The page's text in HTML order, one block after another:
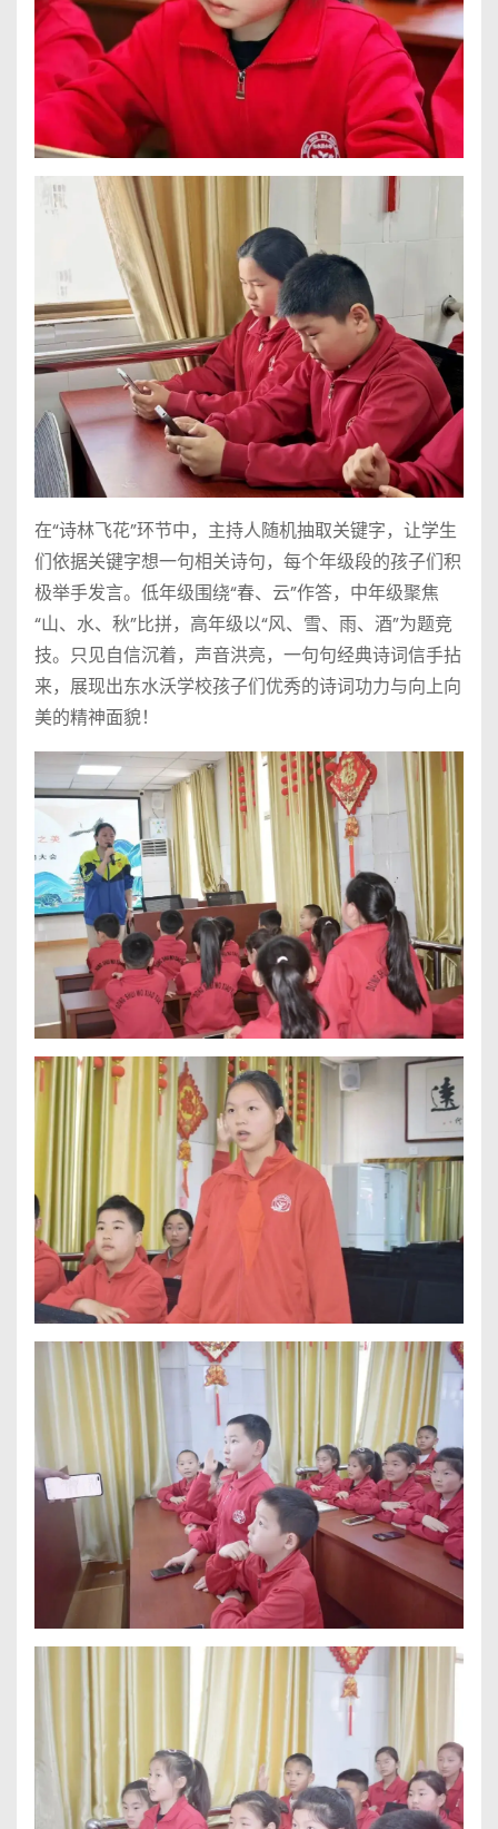
在“诗林飞花”环节中，主持人随机抽取关键字，让学生
们依据关键字想一句相关诗句，每个年级段的孩子们积
极举手发言。低年级围绕“春、云”作答，中年级聚焦
“山、水、秋”比拼，高年级以“风、雪、雨、酒”为题竞
技。只见自信沉着，声音洪亮，一句句经典诗词信手拈
来，展现出东水沃学校孩子们优秀的诗词功力与向上向
美的精神面貌！